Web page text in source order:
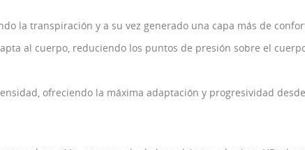
la transpiración y a su vez generado una capa más de
al cuerpo, reduciendo los puntos de presión sobre el
ofreciendo la máxima adaptación y progresividad